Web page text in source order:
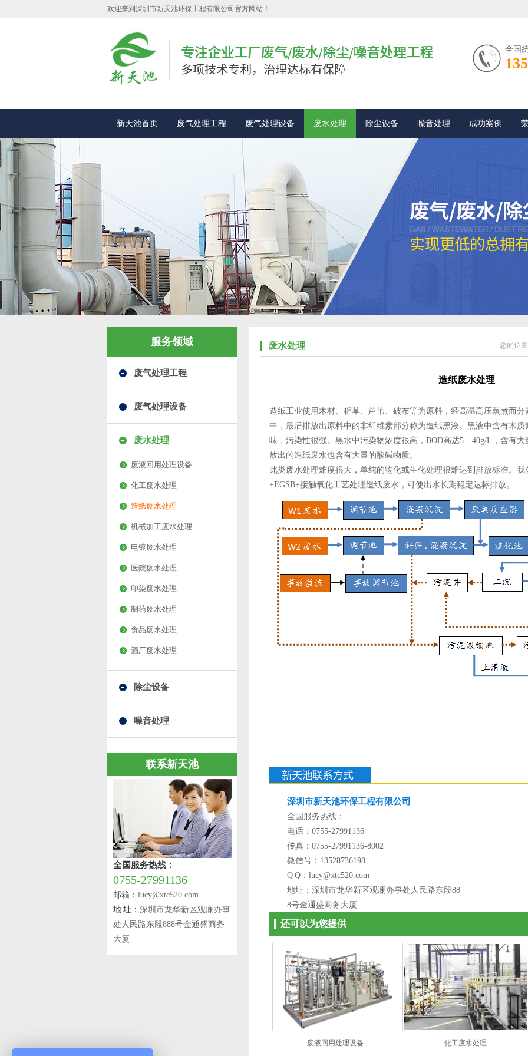
欢迎来到深圳市新天池环保工程有限公司官方网站！
全国
新天池首页 废气处理工程 废气处理设备 废水处理 除尘设备 噪音处理 成功案例
服务领域
废气处理工程
废气处理设备
废水处理
废液回用处理设备
化工废水处理
造纸废水处理
机械加工废水处理
电镀废水处理
医院废水处理
印染废水处理
制药废水处理
食品废水处理
酒厂废水处理
除尘设备
噪音处理
联系新天池
全国服务热线：
0755-27991136
邮箱： lucy@xtc520.com
地 址： 深圳市龙华新区观澜办事
处人民路东段888号金通盛商务
大厦
废水处理 您的位
造纸废水处理
造纸工业使用木材、稻草、芦苇、破布等为原料，经高温高压蒸煮而
中，最后排放出原料中的非纤维素部分称为造纸黑液。黑液中含有木
味，污染性很强。黑水中污染物浓度很高，BOD高达5—40g/L，含有
放出的造纸废水也含有大量的酸碱物质。
此类废水处理难度很大，单纯的物化或生化处理很难达到排放标准。
+EGSB+接触氧化工艺处理造纸废水，可使出水长期稳定达标排放。
深圳市新天池环保工程有限公司
全国服务热线：
电话：0755-27991136
传真：0755-27991136-8002
微信号：13528736198
Q Q：lucy@xtc520.com
地址：深圳市龙华新区观澜办事处人民路东段88
8号金通盛商务大厦
还可以为您提供
废液回用处理设备 化工废水处理